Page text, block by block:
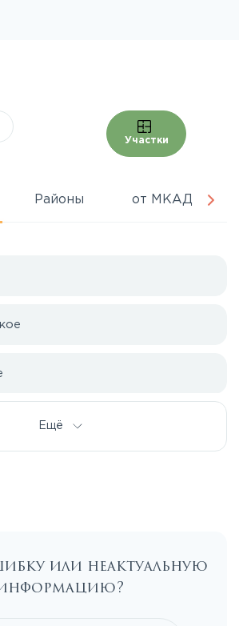
Участки
Районы от МКАД
Ещё
или неактуальную